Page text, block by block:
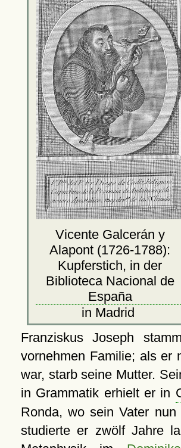
Vicente Galcerán y
Alapont (1726-1788):
Kupferstich, in der
Biblioteca Nacional de
España
in Madrid
Franziskus Joseph
vornehmen Familie; als er
war, starb seine Mutter.
in Grammatik erhielt er in
Ronda, wo sein Vater nun
studierte er zwölf Jahre